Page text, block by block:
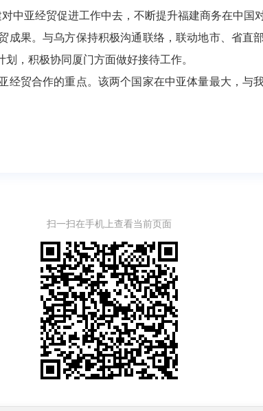
中亚经贸促进工作中去，不断提升福建商务在中国
果。与乌方保持积极沟通联络，联动地市、省直
，积极协同厦门方面做好接待工作。
贸合作的重点。该两个国家在中亚体量最大，与
扫一扫在手机上查看当前页面